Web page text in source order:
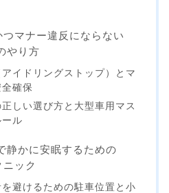
マナー違反にならない
やり方
イドリングストップ）とマ
確保
しい選び方と大型車用マス
ル
静かに安眠するための
ック
を避けるための駐車位置と小